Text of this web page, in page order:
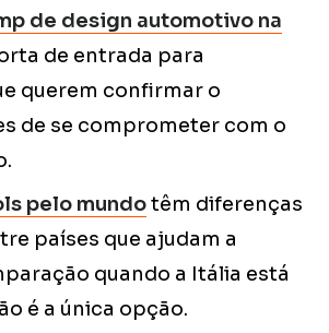
de design automotivo na
de entrada para
querem confirmar o
de se comprometer com o
pelo mundotêm diferenças
países que ajudam a
quando a Itália está
é a única opção.